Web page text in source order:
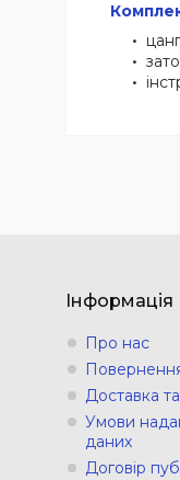
Інформація
Про нас
Доставка
Умови
даних
Договір